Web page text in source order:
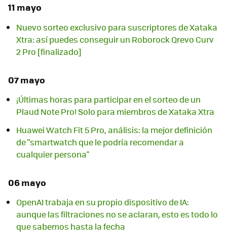
11 mayo
Nuevo sorteo exclusivo para suscriptores de Xataka
Xtra: así puedes conseguir un Roborock Qrevo Curv
2 Pro [finalizado]
07 mayo
¡Últimas horas para participar en el sorteo de un
Plaud Note Pro! Solo para miembros de Xataka Xtra
Huawei Watch Fit 5 Pro, análisis: la mejor definición
de "smartwatch que le podría recomendar a
cualquier persona"
06 mayo
OpenAI trabaja en su propio dispositivo de IA:
aunque las filtraciones no se aclaran, esto es todo lo
que sabemos hasta la fecha